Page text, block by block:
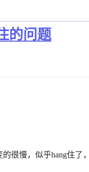
的问题
很慢，似乎hang住了